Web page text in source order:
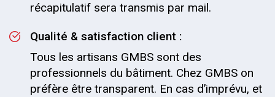
récapitulatif sera transmis par mail.
Qualité & satisfaction client :
Tous les artisans GMBS sont des
professionnels du bâtiment. Chez GMBS on
préfère être transparent. En cas d’imprévu, et